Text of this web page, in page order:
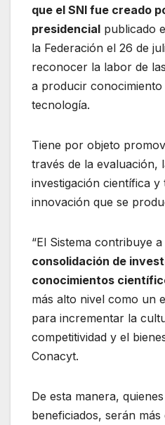
que el SNI fue creado
presidencial publicado
la Federación el 26 de
reconocer la labor de
a producir
tecnología.
Tiene por objeto
través de la evaluación,
investigación científica
innovación que se
“El Sistema contribuye a
consolidación de
conocimientos
más alto nivel como un
para incrementar la
competitividad y el
Conacyt.
De esta manera,
beneficiados, serán